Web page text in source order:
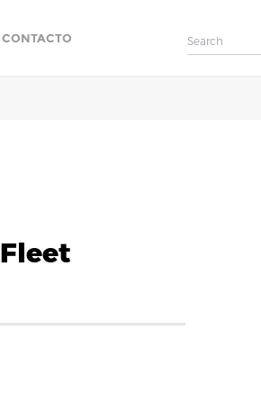
CONTACTO